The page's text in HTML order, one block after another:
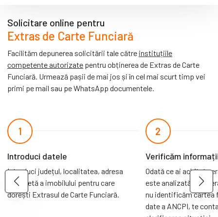
Solicitare online pentru
Extras de Carte Funciară
Facilităm depunerea solicitării tale către instituțiile
competente autorizate pentru obținerea de Extras de Carte
Funciară. Urmează pașii de mai jos și în cel mai scurt timp vei
primi pe mail sau pe WhatsApp documentele.
1
Introduci datele
Introduci județul, localitatea, adresa
completă a imobilului pentru care
dorești Extrasul de Carte Funciară.
2
Verificăm
Odată ce ai achitat
este analizată de
nu identificăm cartea
date a ANCPI, te